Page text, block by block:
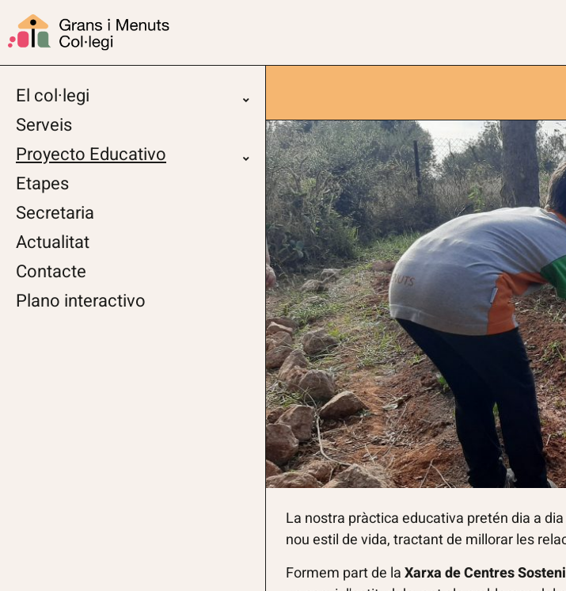
El col·legi
Serveis
Proyecto Educativo
Etapes
Secretaria
Actualitat
Contacte
Plano interactivo
La nostra pràctica educativa pretén dia a
nou estil de vida, tractant de millorar les
Formem part de laXarxa de Centres